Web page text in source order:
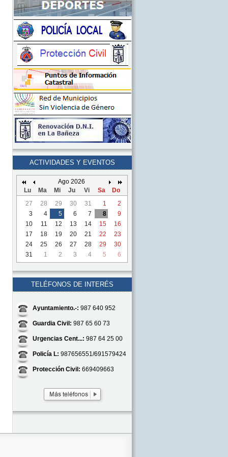
ACTIVIDADES Y EVENTOS
Ago 2026
Lu
Ma Mi Ju Vi Sa
Do
27
28 29 30 31 1
2
3
4 5 6 7 8
9
10
11 12 13 14 15
16
17
18 19 20 21 22
23
24
25 26 27 28 29
30
31
1 2 3 4 5 6
TELÉFONOS DE INTERÉS
Ayuntamiento.-: 987 640 952
Guardia Civil: 987 65 60 73
Urgencias Cent...: 987 64 25 00
Policía L: 987656551/691579424
Protección Civil: 669409663